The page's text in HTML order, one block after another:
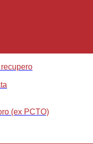
(ex PCTO)